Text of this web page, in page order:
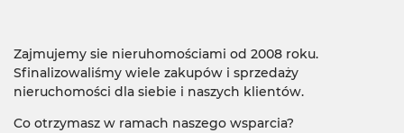
Zajmujemy sie nieruhomościami od 2008 roku.
Sfinalizowaliśmy wiele zakupów i sprzedaży
nieruchomości dla siebie i naszych klientów.
Co otrzymasz w ramach naszego wsparcia?